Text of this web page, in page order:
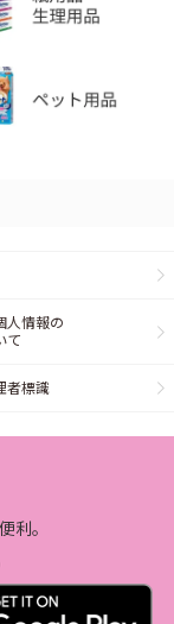
人情報の
て
者標識
利。